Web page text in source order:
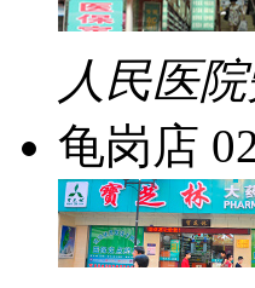
人民医
龟岗店